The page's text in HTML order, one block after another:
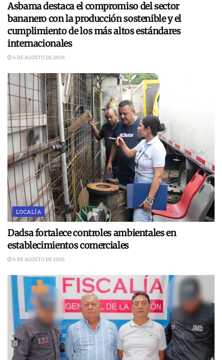
Asbama destaca el compromiso del sector
bananero con la producción sostenible y el
cumplimiento de los más altos estándares
internacionales
6 DE AGOSTO DE 2026
LOCALÍA
Dadsa fortalece controles ambientales en
establecimientos comerciales
6 DE AGOSTO DE 2026